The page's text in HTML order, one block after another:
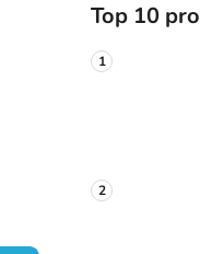
o
č
n
n
Top 10